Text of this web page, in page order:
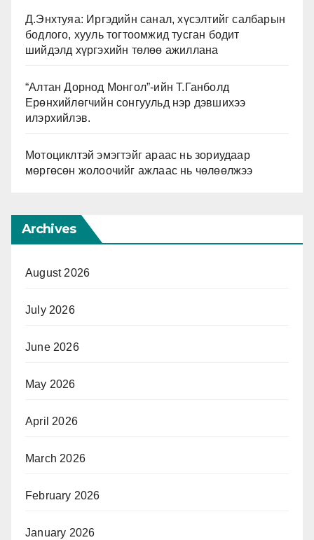
Д.Энхтуяа: Иргэдийн санал, хүсэлтийг салбарын
бодлого, хууль тогтоомжид тусган бодит
шийдэлд хүргэхийн төлөө ажиллана
“Алтан Дорнод Монгол”-ийн Т.Ганболд
Ерөнхийлөгчийн сонгуульд нэр дэвшихээ
илэрхийлэв.
Мотоциклтэй эмэгтэйг араас нь зориудаар
мөргөсөн жолоочийг ажлаас нь чөлөөлжээ
Archives
August 2026
July 2026
June 2026
May 2026
April 2026
March 2026
February 2026
January 2026